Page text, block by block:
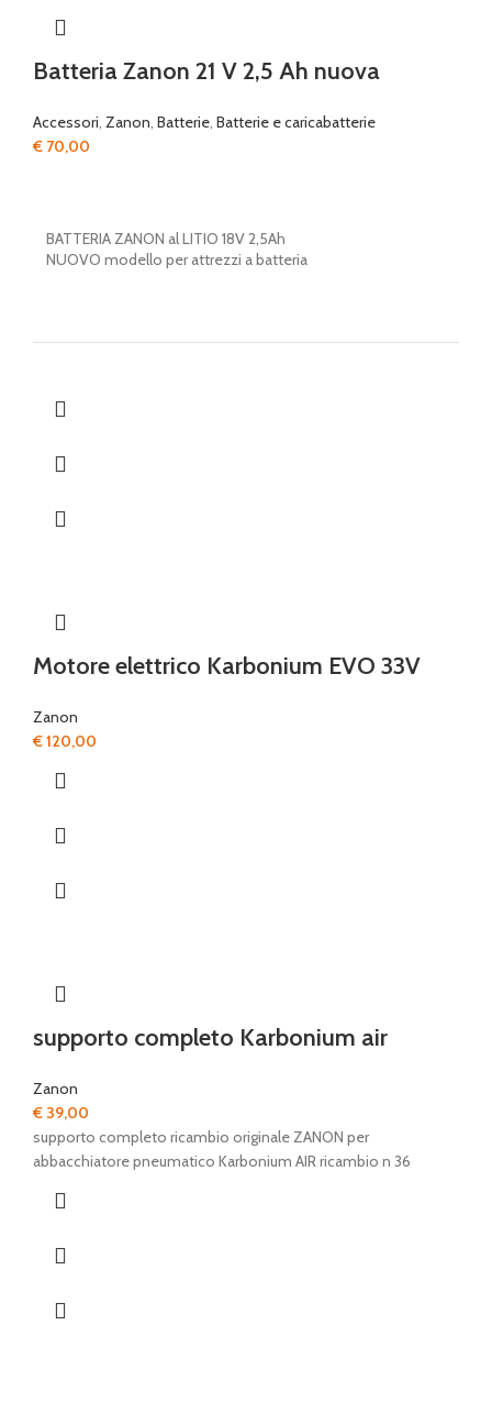
Batteria Zanon 21 V 2,5 Ah nuova
Accessori, Zanon, Batterie, Batterie e caricabatterie
€ 70,00
BATTERIA ZANON al LITIO 18V 2,5Ah
NUOVO modello per attrezzi a batteria
Motore elettrico Karbonium EVO 33V
Zanon
€120,00
supporto completo Karbonium air
Zanon
€ 39,00
supporto completo ricambio originale ZANON per
abbacchiatore pneumatico Karbonium AIR ricambio n 36